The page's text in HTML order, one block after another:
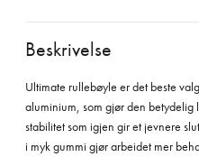
Beskrivelse
Ultimate rullebøyle er det beste
aluminium, som gjør den betydelig
stabilitet som igjen gir et jevnere
i myk gummi gjør arbeidet mer